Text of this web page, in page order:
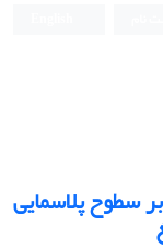
سطوح پلاسمایی